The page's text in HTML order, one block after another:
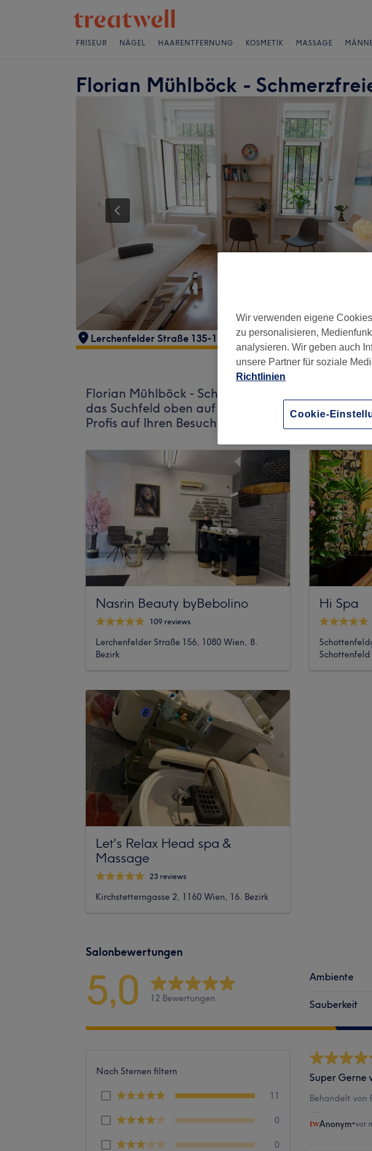
FRISEUR NÄGEL HAARENTFERNUNG KOSMETIK MASSAGE
Florian Mühlböck -
Lerchenfelder Straße 135-137/ Top 2, Wien, 7. Bezirk, 1070
Florian Mühlböck - Schmerzfreie Bewegung
das Suchfeld oben auf der Seite, um
verfügbare
Profis auf Ihren Besuch.
Nasrin Beauty byBebolino
109 reviews
Lerchenfelder Straße 156, 1080 Wien, 8.
Bezirk
Let's Relax Head spa &
Massage
23 reviews
Kirchstetterngasse 2, 1160 Wien, 16. Bezirk
Hi Spa
Schottenfeld
Salonbewertungen
5,0 12 Bewertungen
Ambiente
Sauberkeit
Nach Sternen filtern
11
0
0
Super Gerne
Behandelt von
Anonym•vor
Wir verwenden eigene
zu personalisieren,
analysieren. Wir geben auch
unsere Partner für soziale
Richtlinien
Cookie-